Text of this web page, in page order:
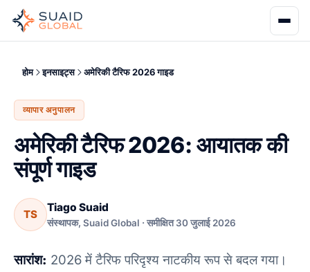
होम इनसाइट्स अमेरिकी टैरिफ 2026 गाइड
व्यापार अनुपालन
अमेरिकी टैरिफ 2026: आयातक की
संपूर्ण गाइड
TS
Tiago Suaid
संस्थापक, Suaid Global · समीक्षित 30 जुलाई 2026
सारांश: 2026 में टैरिफ परिदृश्य नाटकीय रूप से बदल गया।